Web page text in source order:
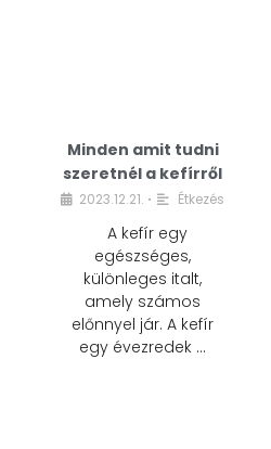
Minden amit tudni
szeretnél a kefírről
2023.12.21. • Étkezés
A kefír egy
egészséges,
különleges italt,
amely számos
előnnyel jár. A kefír
egy évezredek …